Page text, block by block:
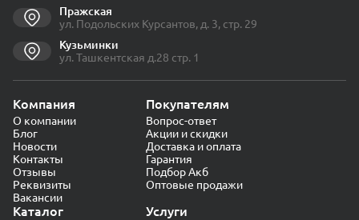
Пражская
ул. Подольских Курсантов, д. 3, стр. 29
Кузьминки
ул. Ташкентская д.28 стр. 1
Компания
О компании
Блог
Новости
Контакты
Отзывы
Реквизиты
Вакансии
Покупателям
Вопрос-ответ
Акции и скидки
Доставка и оплата
Гарантия
Подбор Акб
Оптовые продажи
Каталог Услуги